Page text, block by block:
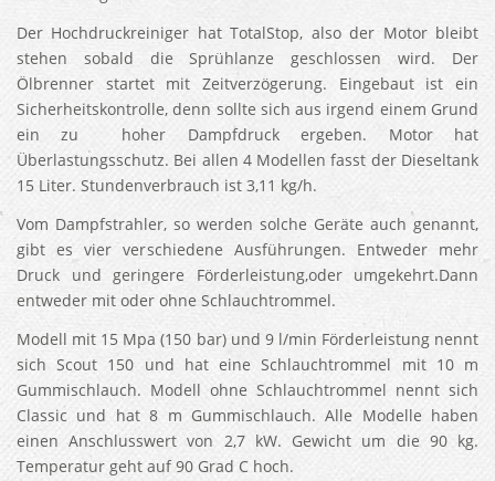
Der Hochdruckreiniger hat TotalStop, also der Motor bleibt
stehen sobald die Sprühlanze geschlossen wird. Der
Ölbrenner startet mit Zeitverzögerung. Eingebaut ist ein
Sicherheitskontrolle, denn sollte sich aus irgend einem Grund
ein zu hoher Dampfdruck ergeben. Motor hat
Überlastungsschutz. Bei allen 4 Modellen fasst der Dieseltank
15 Liter. Stundenverbrauch ist 3,11 kg/h.
Vom Dampfstrahler, so werden solche Geräte auch genannt,
gibt es vier verschiedene Ausführungen. Entweder mehr
Druck und geringere Förderleistung,oder umgekehrt.Dann
entweder mit oder ohne Schlauchtrommel.
Modell mit 15 Mpa (150 bar) und 9 l/min Förderleistung nennt
sich Scout 150 und hat eine Schlauchtrommel mit 10 m
Gummischlauch. Modell ohne Schlauchtrommel nennt sich
Classic und hat 8 m Gummischlauch. Alle Modelle haben
einen Anschlusswert von 2,7 kW. Gewicht um die 90 kg.
Temperatur geht auf 90 Grad C hoch.